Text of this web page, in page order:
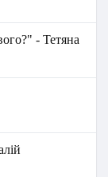
- Тетяна